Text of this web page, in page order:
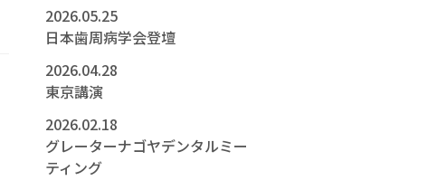
2026.05.25
日本歯周病学会登壇
2026.04.28
東京講演
2026.02.18
グレーターナゴヤデンタルミー
ティング